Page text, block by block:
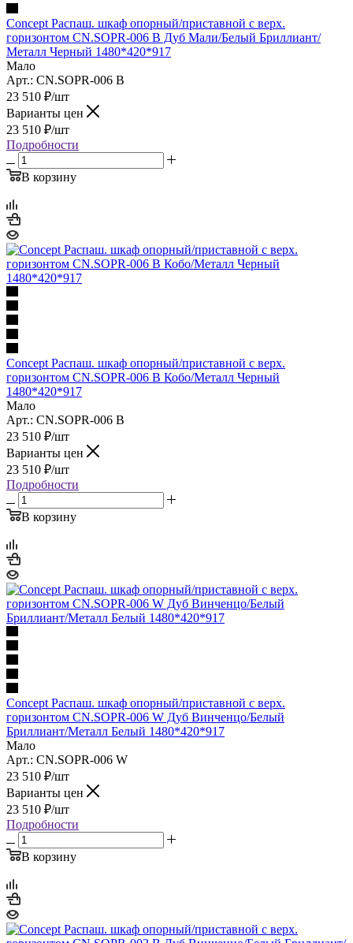
Concept Распаш. шкаф опорный/приставной с верх.
горизонтом CN.SOPR-006 B Дуб Мали/Белый Бриллиант/
Металл Черный 1480*420*917
Мало
Арт.: CN.SOPR-006 B
23 510 ₽/шт
Варианты цен
23 510 ₽/шт
Подробности
В корзину
Concept Распаш. шкаф опорный/приставной с верх.
горизонтом CN.SOPR-006 B Кобо/Металл Черный
1480*420*917
Мало
Арт.: CN.SOPR-006 B
23 510 ₽/шт
Варианты цен
23 510 ₽/шт
Подробности
В корзину
Concept Распаш. шкаф опорный/приставной с верх.
горизонтом CN.SOPR-006 W Дуб Винченцо/Белый
Бриллиант/Металл Белый 1480*420*917
Мало
Арт.: CN.SOPR-006 W
23 510 ₽/шт
Варианты цен
23 510 ₽/шт
Подробности
В корзину